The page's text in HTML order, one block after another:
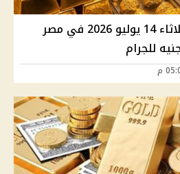
أسعار الذهب اليوم الثلاثاء 14 يوليو 2026 في مصر